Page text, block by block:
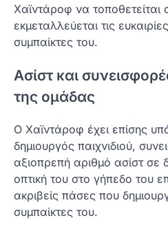
Χαϊντάροφ να τοποθετείται
εκμεταλλεύεται τις
συμπαίκτες του.
Ασίστ και
της ομάδας
Ο Χαϊντάροφ έχει επίσης
δημιουργός παιχνιδιού,
αξιοπρεπή αριθμό ασίστ σε
οπτική του στο γήπεδο του
ακριβείς πάσες που
συμπαίκτες του.